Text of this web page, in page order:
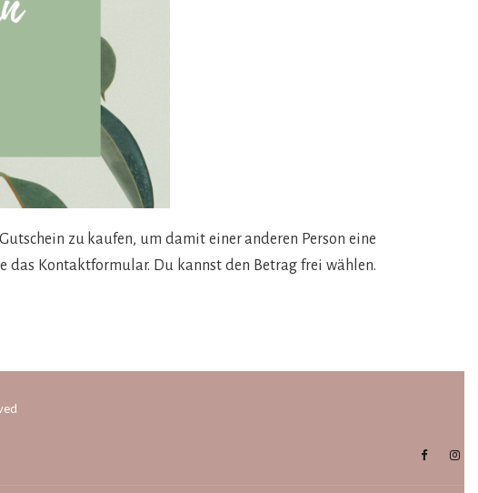
zu kaufen, um damit einer anderen Person eine
das Kontaktformular. Du kannst den Betrag frei wählen.